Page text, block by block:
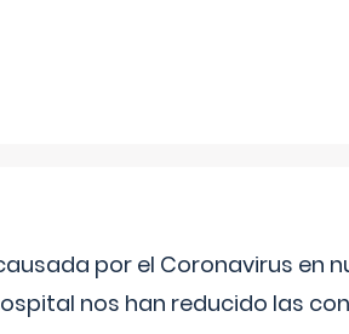
por el Coronavirus en
nos han reducido las